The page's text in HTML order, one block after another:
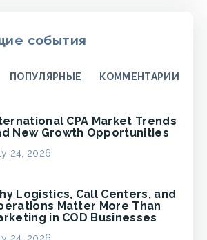
события
ПОПУЛЯРНЫЕ КОММЕНТАРИИ
CPA Market Trends
New Growth Opportunities
24, 2026
Logistics, Call Centers, and
Matter More Than
in COD Businesses